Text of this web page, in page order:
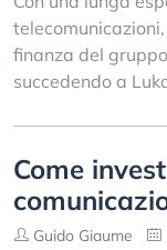
finanza del
succedendo a
Come
Guido Giaume